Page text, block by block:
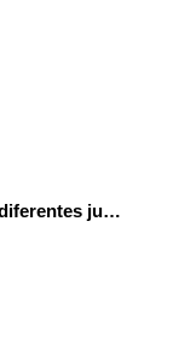
Programa con Scratch, 8 diferentes juegos para vivir la emoción de los partidos de España en el mundial 2026